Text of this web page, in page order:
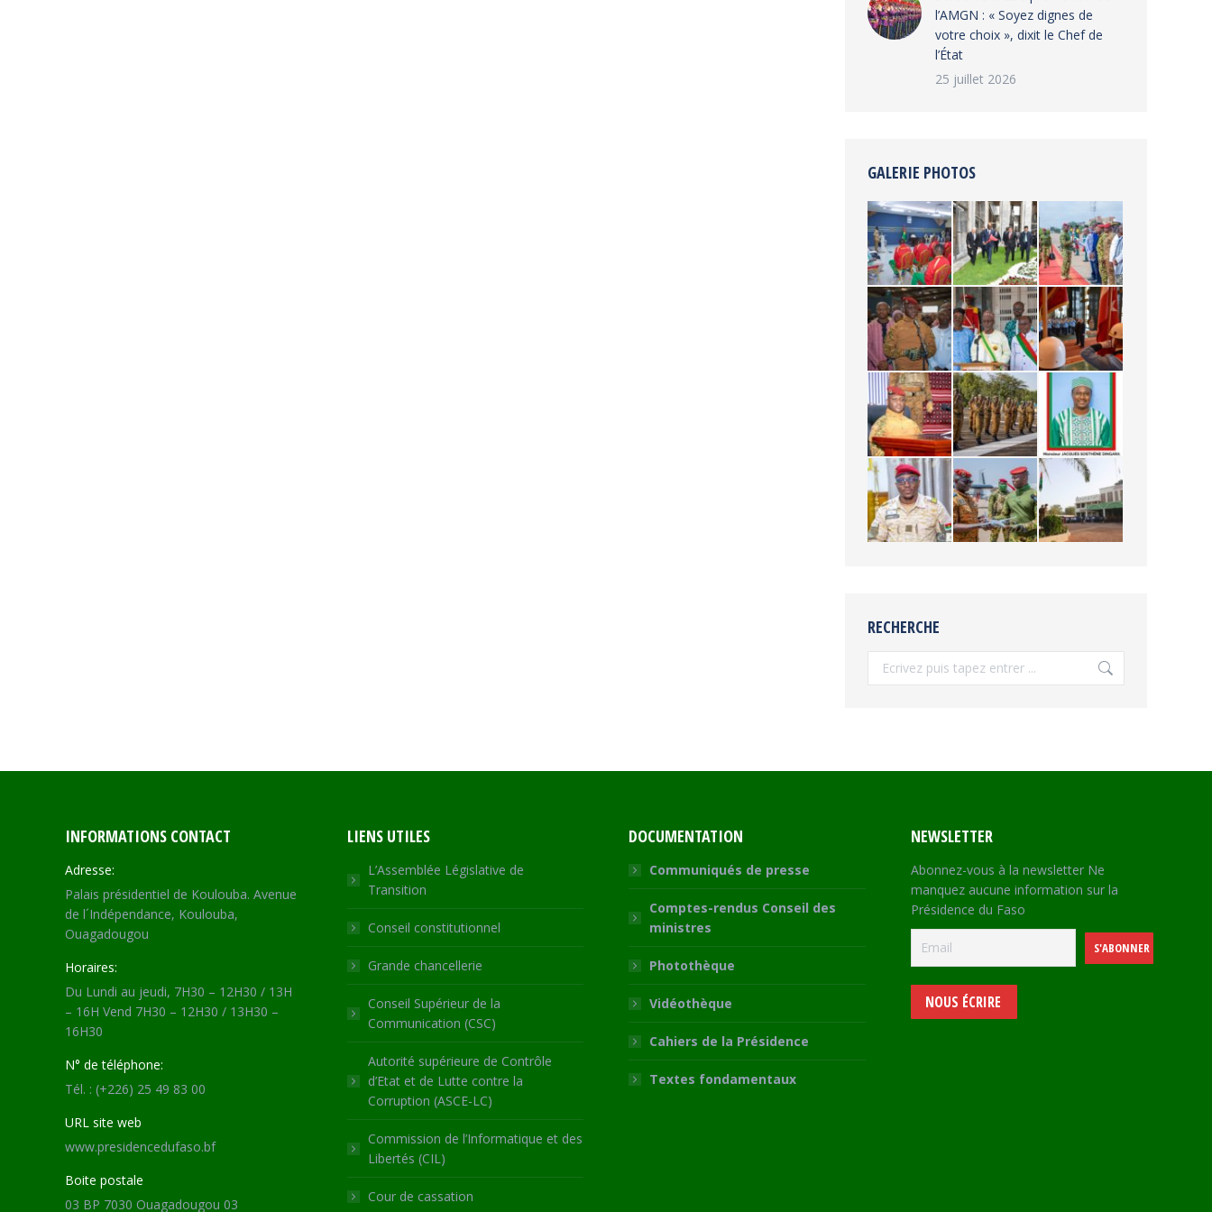
l’AMGN : « Soyez dignes de
votre choix », dixit le Chef de
l’État
25 juillet 2026
GALERIE PHOTOS
RECHERCHE
Recherche
INFORMATIONS CONTACT
Adresse:
Palais présidentiel de Koulouba. Avenue
de l´Indépendance, Koulouba,
Ouagadougou
Horaires:
Du Lundi au jeudi, 7H30 – 12H30 / 13H
– 16H Vend 7H30 – 12H30 / 13H30 –
16H30
N° de téléphone:
Tél. : (+226) 25 49 83 00
URL site web
www.presidencedufaso.bf
Boite postale
03 BP 7030 Ouagadougou 03
LIENS UTILES
L’Assemblée Législative de
Transition
Conseil constitutionnel
Grande chancellerie
Conseil Supérieur de la
Communication (CSC)
Autorité supérieure de Contrôle
d’Etat et de Lutte contre la
Corruption (ASCE-LC)
Commission de l’Informatique et des
Libertés (CIL)
Cour de cassation
DOCUMENTATION
Communiqués de presse
Comptes-rendus Conseil des
ministres
Photothèque
Vidéothèque
Cahiers de la Présidence
Textes fondamentaux
NEWSLETTER
Abonnez-vous à la newsletter Ne
manquez aucune information sur la
Présidence du Faso
NOUS ÉCRIRE